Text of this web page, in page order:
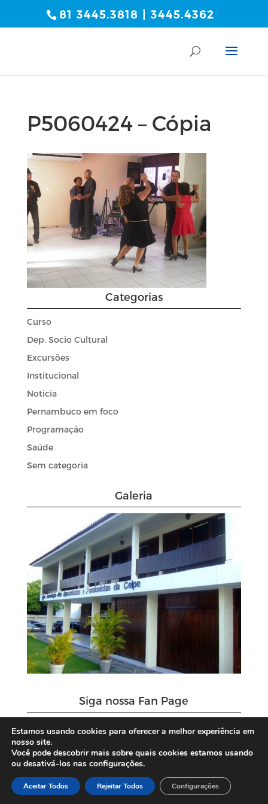
81 3445.3818 | 3445.4362
P5060424 – Cópia
Categorias
Curso
Dep. Socio Cultural
Excursões
Institucional
Noticia
Pernambuco em foco
Programação
Saúde
Sem categoria
Galeria
Siga nossa Fan Page
Estamos usando cookies para oferecer a melhor experiência em
nosso site.
Você pode descobrir mais sobre quais cookies estamos usando
ou desativá-los nas configurações.
Aceitar Todos Rejeitar Todos Configurações